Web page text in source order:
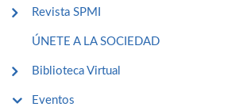
Revista SPMI
ÚNETE A LA SOCIEDAD
Biblioteca Virtual
Eventos